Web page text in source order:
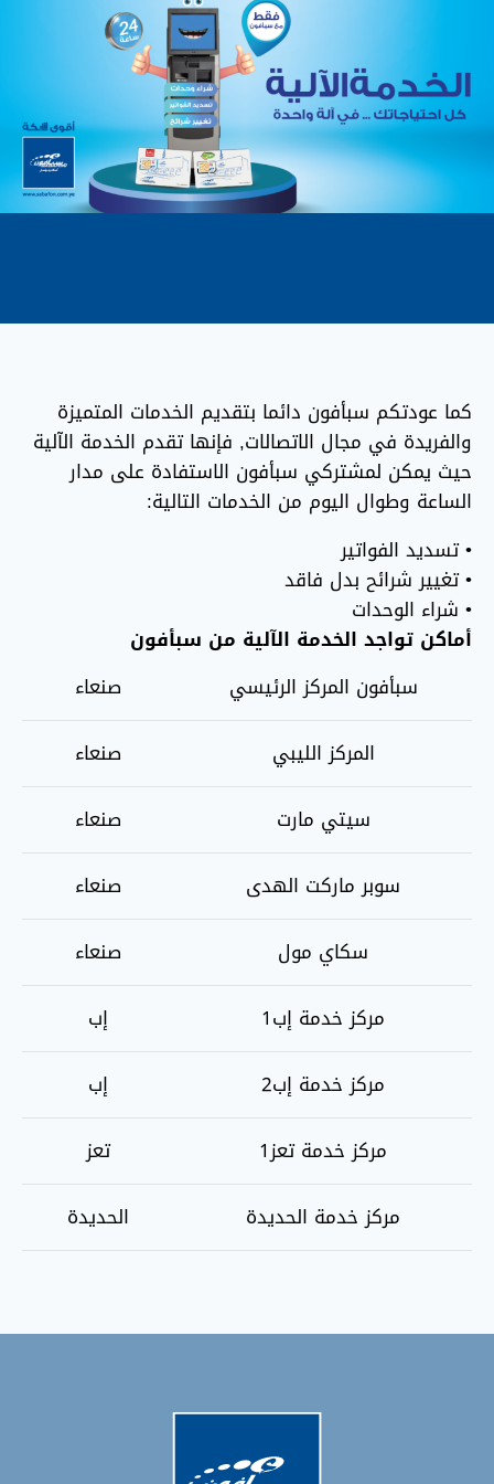
كما عودتكم سبأفون دائما بتقديم الخدمات المتميزة
والفريدة في مجال الاتصالات, فإنها تقدم الخدمة الآلية
حيث يمكن لمشتركي سبأفون الاستفادة على مدار
الساعة وطوال اليوم من الخدمات التالية:
• تسديد الفواتير
• تغيير شرائح بدل فاقد
• شراء الوحدات
أماكن تواجد الخدمة الآلية من سبأفون
سبأفون المركز الرئيسي
صنعاء
المركز الليبي
صنعاء
سيتي مارت
صنعاء
سوبر ماركت الهدى
صنعاء
سكاي مول
صنعاء
مركز خدمة إب1
إب
مركز خدمة إب2
إب
مركز خدمة تعز1
تعز
مركز خدمة الحديدة
الحديدة